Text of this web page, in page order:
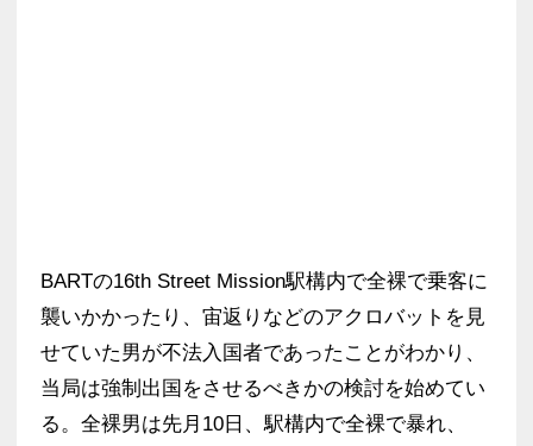
BARTの16th Street Mission駅構内で全裸で乗客に
襲いかかったり、宙返りなどのアクロバットを見
せていた男が不法入国者であったことがわかり、
当局は強制出国をさせるべきかの検討を始めてい
る。全裸男は先月10日、駅構内で全裸で暴れ、